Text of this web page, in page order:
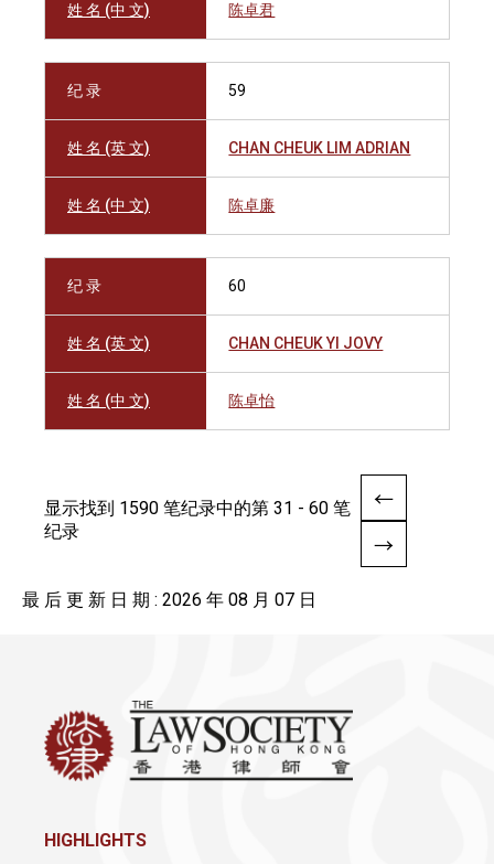
姓 名 (中 文) 陈卓君
纪 录 59
姓 名 (英 文) CHAN CHEUK LIM ADRIAN
姓 名 (中 文) 陈卓廉
纪 录 60
姓 名 (英 文) CHAN CHEUK YI JOVY
姓 名 (中 文) 陈卓怡
显示找到 1590 笔纪录中的第 31 - 60 笔
纪录
最 后 更 新 日 期 : 2026 年 08 月 07 日
HIGHLIGHTS